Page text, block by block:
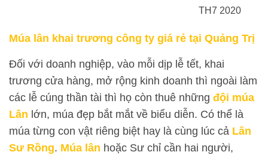
TH7 2020
Múa lân khai trương công ty giá rẻ tại Quảng Trị
Đối với doanh nghiệp, vào mỗi dịp lễ tết, khai
trương cửa hàng, mở rộng kinh doanh thì ngoài làm
các lễ cúng thần tài thì họ còn thuê những đội múa
Lân lớn, múa đẹp bắt mắt về biểu diễn. Có thể là
múa từng con vật riêng biệt hay là cùng lúc cả Lân
Sư Rồng. Múa lân hoặc Sư chỉ cần hai người,